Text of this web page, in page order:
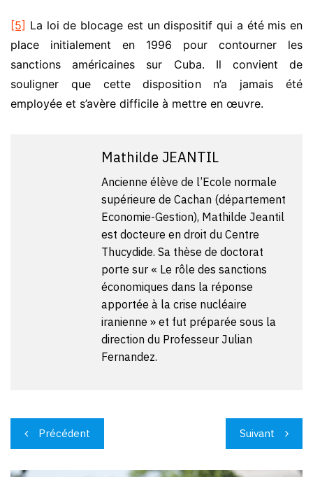
[5] La loi de blocage est un dispositif qui a été mis en
place initialement en 1996 pour contourner les
sanctions américaines sur Cuba. Il convient de
souligner que cette disposition n’a jamais été
employée et s’avère difficile à mettre en œuvre.
Mathilde JEANTIL
Ancienne élève de l’Ecole normale
supérieure de Cachan (département
Economie-Gestion), Mathilde Jeantil
est docteure en droit du Centre
Thucydide. Sa thèse de doctorat
porte sur « Le rôle des sanctions
économiques dans la réponse
apportée à la crise nucléaire
iranienne » et fut préparée sous la
direction du Professeur Julian
Fernandez.
Navigation
de
l’article
Précédent Suivant